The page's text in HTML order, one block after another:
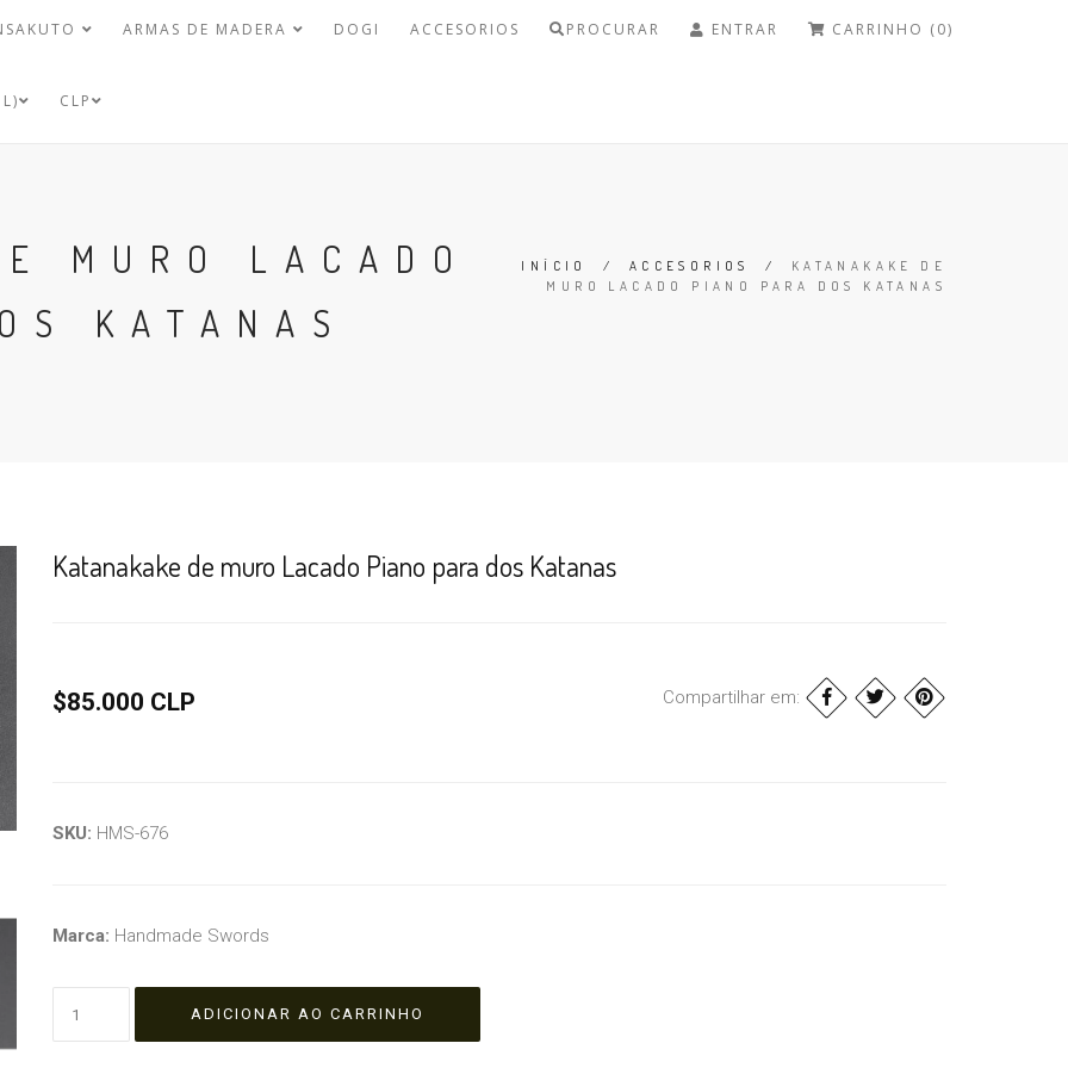
ARMAS DE MADERA DOGI ACCESORIOS PROCURAR ENTRAR CARRINHO (0)
CLP
MURO LACADO
KATANAS
INÍCIO / ACCESORIOS / KATANAKAKE DE
MURO LACADO PIANO PARA DOS KATANAS
Katanakake de muro Lacado Piano para dos Katanas
$85.000 CLP Compartilhar em:
SKU: HMS-676
Marca: Handmade Swords